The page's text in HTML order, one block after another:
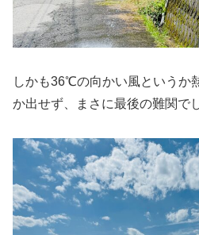
しかも36℃の向かい風というか
か出せず、まさに最後の難関で